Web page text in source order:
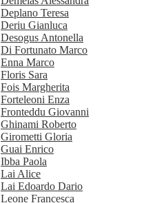
Deplano Teresa
Deriu Gianluca
Desogus Antonella
Di Fortunato Marco
Enna Marco
Floris Sara
Fois Margherita
Forteleoni Enza
Fronteddu Giovanni
Ghinami Roberto
Girometti Gloria
Guai Enrico
Ibba Paola
Lai Alice
Lai Edoardo Dario
Leone Francesca